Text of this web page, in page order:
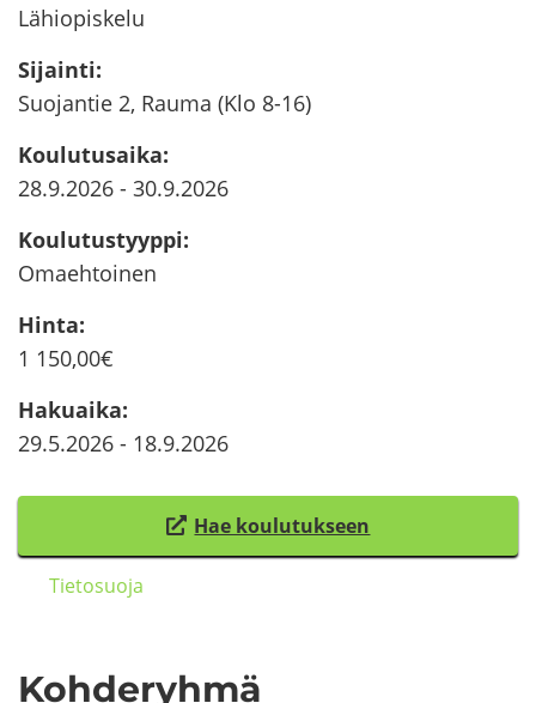
Lä­hio­pis­ke­lu
Si­jain­ti:
Suo­jan­tie 2, Rauma (Klo 8-16)
Kou­lu­tusai­ka:
28.9.2026- 30.9.2026
Kou­lu­tus­tyyp­pi:
Omaeh­toi­nen
Hinta:
1 150,00€
Ha­kuai­ka:
29.5.2026- 18.9.2026
Hae kou­lu­tuk­seen
(
Tie­to­suo­ja
Koh­de­ryh­mä